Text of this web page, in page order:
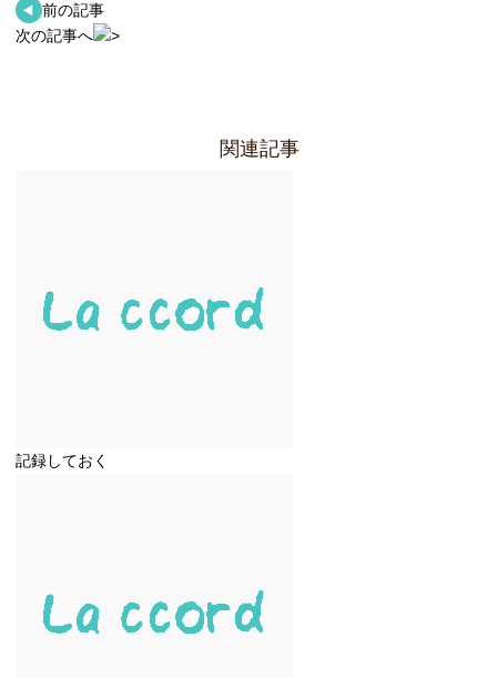
前の記事
次の記事へ
関連記事
記録しておく